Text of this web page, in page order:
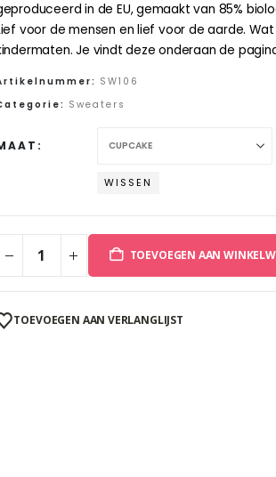
in de EU, gemaakt van 85%
voor de mensen en lief voor de aarde.
Je vindt deze onderaan de
SW106
Sweaters
WISSEN
TOEVOEGEN AAN
TOEVOEGEN AAN VERLANGLIJST